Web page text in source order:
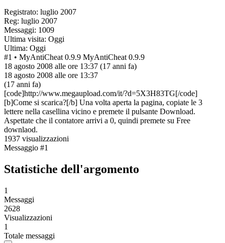
Registrato: luglio 2007
Reg: luglio 2007
Messaggi: 1009
Ultima visita: Oggi
Ultima: Oggi
#1 • MyAntiCheat 0.9.9 MyAntiCheat 0.9.9
18 agosto 2008 alle ore 13:37 (17 anni fa)
18 agosto 2008 alle ore 13:37
(17 anni fa)
[code]http://www.megaupload.com/it/?d=5X3H83TG[/code]
[b]Come si scarica?[/b] Una volta aperta la pagina, copiate le 3
lettere nella casellina vicino e premete il pulsante Download.
Aspettate che il contatore arrivi a 0, quindi premete su Free
downlaod.
1937 visualizzazioni
Messaggio #1
Statistiche dell'argomento
1
Messaggi
2628
Visualizzazioni
1
Totale messaggi